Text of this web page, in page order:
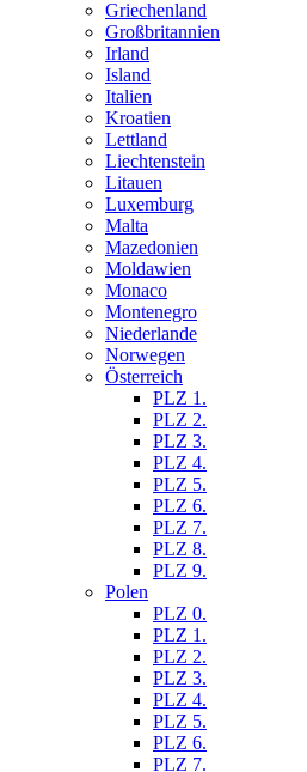
Griechenland
Großbritannien
Irland
Island
Italien
Kroatien
Lettland
Liechtenstein
Litauen
Luxemburg
Malta
Mazedonien
Moldawien
Monaco
Montenegro
Niederlande
Norwegen
Österreich
PLZ 1.
PLZ 2.
PLZ 3.
PLZ 4.
PLZ 5.
PLZ 6.
PLZ 7.
PLZ 8.
PLZ 9.
Polen
PLZ 0.
PLZ 1.
PLZ 2.
PLZ 3.
PLZ 4.
PLZ 5.
PLZ 6.
PLZ 7.